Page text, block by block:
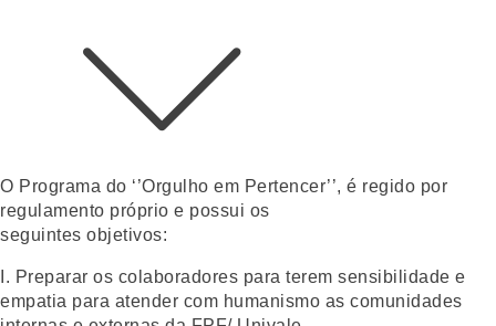
O Programa do ‘’Orgulho em Pertencer’’, é regido por
regulamento próprio e possui os
seguintes objetivos:
I. Preparar os colaboradores para terem sensibilidade e
empatia para atender com humanismo as comunidades